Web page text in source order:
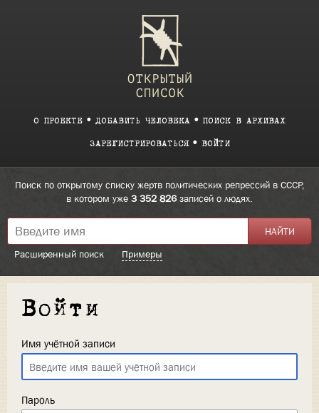
О ПРОЕКТЕ ДОБАВИТЬ ЧЕЛОВЕКА ПОИСК В АРХИВАХ
ЗАРЕГИСТРИРОВАТЬСЯ ВОЙТИ
Поиск по открытому списку жертв политических репрессий в СССР,
в котором уже 3 352 826записей о людях.
Расширенный поиск Примеры
Войти
Имя учётной записи
Пароль